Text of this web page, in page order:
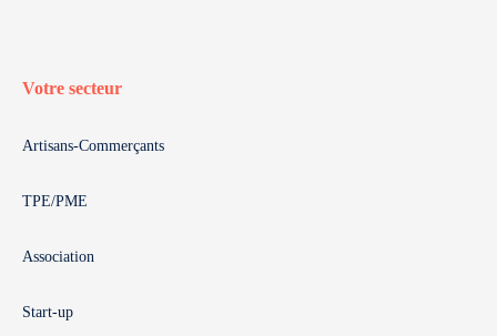
Votre secteur
Artisans-Commerçants
TPE/PME
Association
Start-up